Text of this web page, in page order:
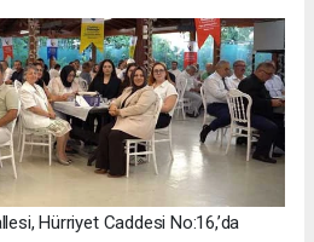
Hürriyet Caddesi No:16,’da